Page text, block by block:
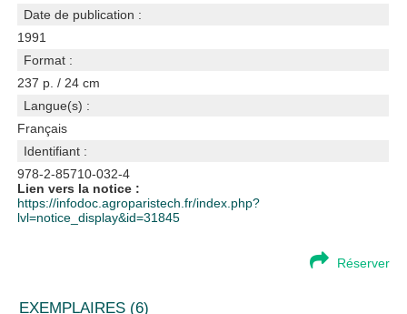
Date de publication :
1991
Format :
237 p. / 24 cm
Langue(s) :
Français
Identifiant :
978-2-85710-032-4
Lien vers la notice :
https://infodoc.agroparistech.fr/index.php?
lvl=notice_display&id=31845
Réserver
EXEMPLAIRES (6)